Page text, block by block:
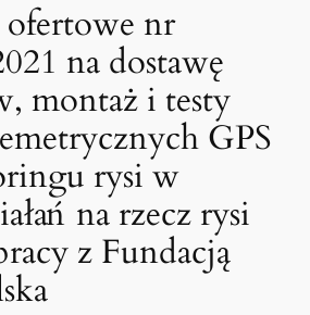
nr
na dostawę
montaż i testy
GPS
rysi w
na rzecz rysi
z Fundacją